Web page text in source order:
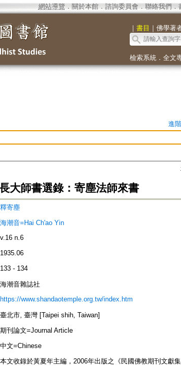
網站導覽 ． 關於本館． 諮詢委員會． 聯絡我們 ．
｜ 書目 ｜ 佛學著
檢索系統． 全文
進
大師書選錄：寄塵法師來書
釋寄塵
海潮音=Hai Ch'ao Yin
v.16 n.6
1935.06
133 - 134
海潮音雜誌社
https://www.shandaotemple.org.tw/index.htm
臺北市, 臺灣 [Taipei shih, Taiwan]
期刊論文=Journal Article
中文=Chinese
本文收錄於黃夏年主編，2006年出版之《民國佛教期刊文獻